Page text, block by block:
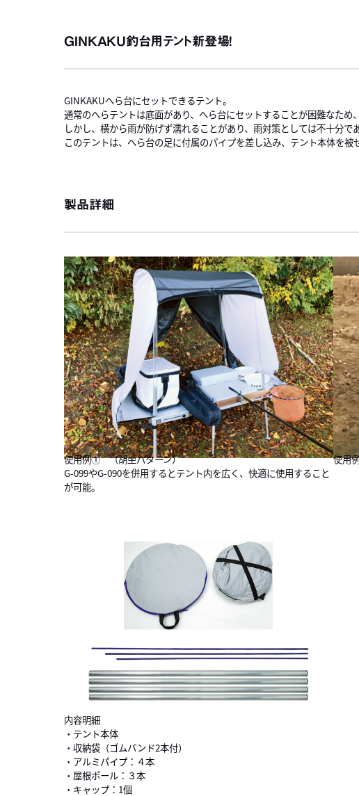
GINKAKU釣台用テント新登場！
GINKAKUへら台にセットできるテント。
通常のへらテントは底面があり、へら台にセットすることが困難なため
しかし、横から雨が防げず濡れることがあり、雨対策としては不十分で
このテントは、へら台の足に付属のパイプを差し込み、テント本体を
製品詳細
使用例① （胡坐パターン）
G-099やG-090を併用するとテント内を広く、快適に使用すること
が可能。
使用
内容明細
・テント本体
・収納袋（ゴムバンド2本付）
・アルミパイプ：４本
・屋根ポール：３本
・キャップ：1個